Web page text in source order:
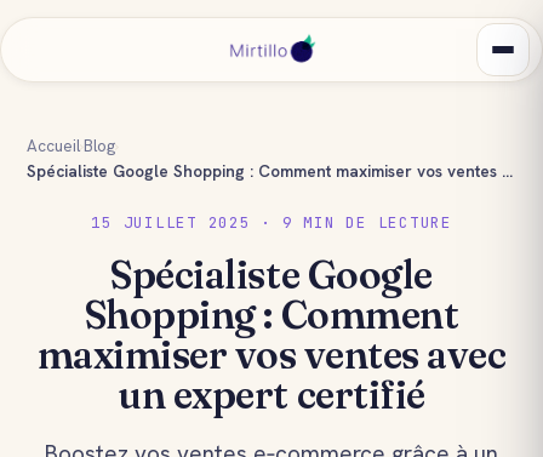
Accueil Blog
Spécialiste Google Shopping : Comment maximiser vos ventes avec un expert certifié
15 JUILLET 2025 · 9 MIN DE LECTURE
Spécialiste Google
Shopping : Comment
maximiser vos ventes avec
un expert certifié